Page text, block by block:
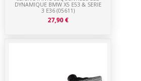
DYNAMIQUE BMW X5 E53 & SERIE
3 E36 (05611)
27,90 €